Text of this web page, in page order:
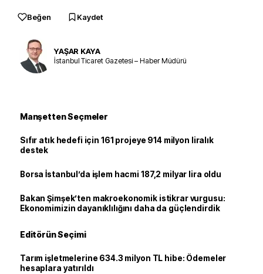
Beğen Kaydet
YAŞAR KAYA
İstanbul Ticaret Gazetesi – Haber Müdürü
Manşetten Seçmeler
Sıfır atık hedefi için 161 projeye 914 milyon liralık
destek
Borsa İstanbul’da işlem hacmi 187,2 milyar lira oldu
Bakan Şimşek’ten makroekonomik istikrar vurgusu:
Ekonomimizin dayanıklılığını daha da güçlendirdik
Editörün Seçimi
Tarım işletmelerine 634.3 milyon TL hibe: Ödemeler
hesaplara yatırıldı